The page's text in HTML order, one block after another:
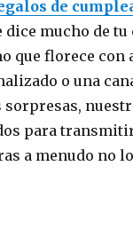
de
dice mucho de
que florece con
o una
sorpresas,
para
a menudo no